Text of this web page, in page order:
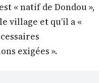
« natif de Dondou »,
village et qu’il a «
exigées ».